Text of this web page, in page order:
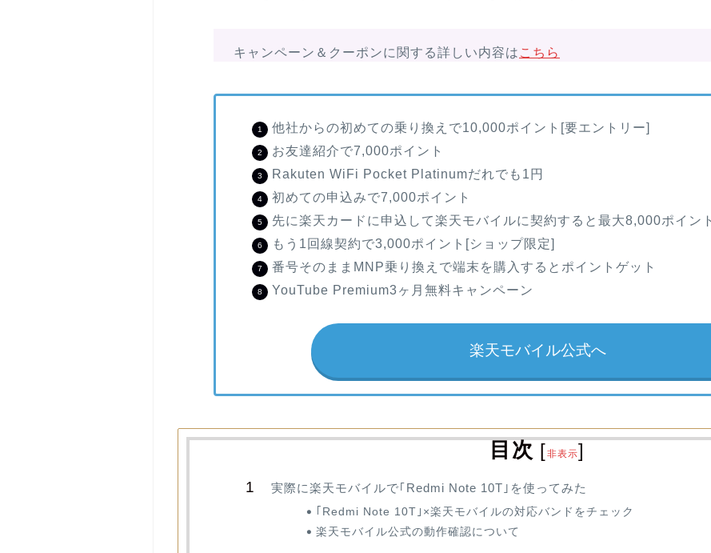
キャンペーン＆クーポンに関する詳しい内容は こちら
他社からの初めての乗り換えで10,000ポイント[要エントリー]
お友達紹介で7,000ポイント
Rakuten WiFi Pocket Platinumだれでも1円
初めての申込みで7,000ポイント
先に楽天カードに申込して楽天モバイルに契約すると最大8,000ポイント
もう1回線契約で3,000ポイント[ショップ限定]
番号そのままMNP乗り換えで端末を購入するとポイントゲット
YouTube Premium3ヶ月無料キャンペーン
楽天モバイル公式へ
目次 [非表示]
実際に楽天モバイルで｢Redmi Note 10T｣を使ってみた
｢Redmi Note 10T｣×楽天モバイルの対応バンドをチェック
楽天モバイル公式の動作確認について